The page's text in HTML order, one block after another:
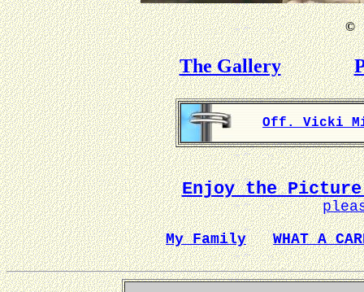
©
The Gallery
Off. Vicki
Enjoy the Picture
My Family
WHAT A